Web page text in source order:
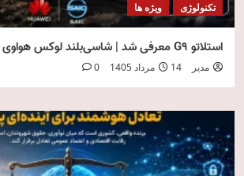
تکنولوژی ویژه ها
استلاتو G9 معرفی شد | شاسی‌بلند لوکس هواوی با برد ۱۳۶۶ کیلومتر
مدیر 14 مرداد 1405 0